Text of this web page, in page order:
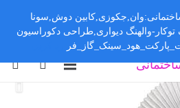
دوش,سونا
والهنگ دیواری,طراحی دکوراسیون